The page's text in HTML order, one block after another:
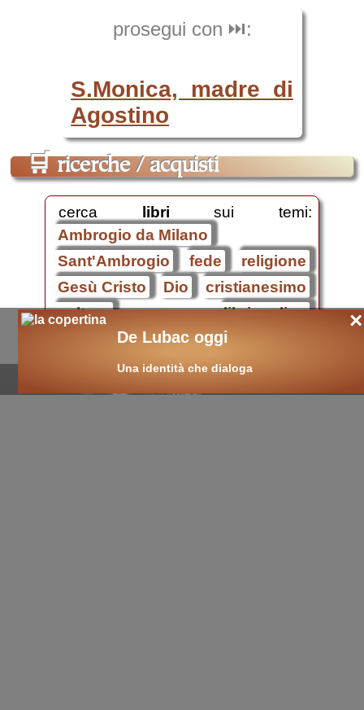
prosegui con ⏭️:
S.Monica, madre di
Agostino
🛒 ricerche / acquisti
cerca libri sui temi:
Ambrogio da Milano
Sant'Ambrogio
fede
religione
Gesù Cristo
Dio
cristianesimo
cultura
libri on-line
Sant'Ambrogio .
×
De Lubac oggi
Una identità che dialoga